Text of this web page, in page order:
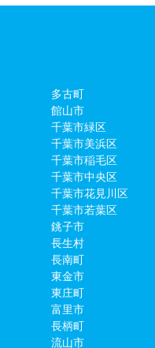
多古町
館山市
千葉市緑区
千葉市美浜区
千葉市稲毛区
千葉市中央区
千葉市花見川区
千葉市若葉区
銚子市
長生村
長南町
東金市
東庄町
富里市
長柄町
流山市